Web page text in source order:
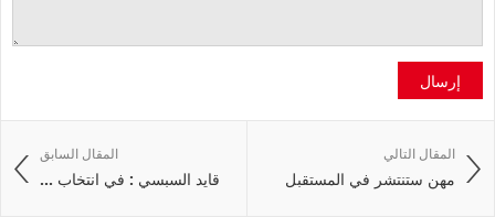
إرسال
المقال السابق
قايد السبسي : في انتخاب ...
المقال التالي
مهن ستنتشر في المستقبل